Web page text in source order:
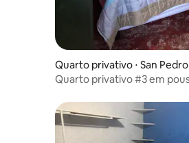
Quarto privativo ⋅ San Pedro
a Laguna
Quarto privativo #3 em